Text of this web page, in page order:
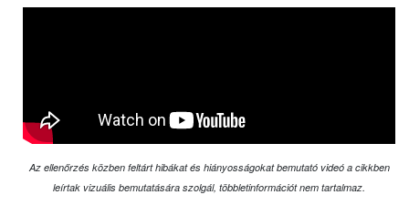
Az ellenőrzés közben feltárt hibákat és hiányosságokat bemutató videó a cikkben
leírtak vizuális bemutatására szolgál, többletinformációt nem tartalmaz.